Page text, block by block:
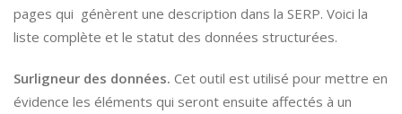
pages qui génèrent une description dans la SERP. Voici la
liste complète et le statut des données structurées.
Surligneur des données. Cet outil est utilisé pour mettre en
évidence les éléments qui seront ensuite affectés à un